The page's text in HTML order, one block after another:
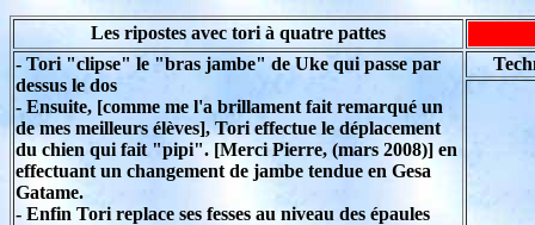
Les ripostes avec tori à quatre pattes
- Tori "clipse" le "bras jambe" de Uke qui passe par
dessus le dos
- Ensuite, [comme me l'a brillament fait remarqué un
de mes meilleurs élèves], Tori effectue le déplacement
du chien qui fait "pipi". [Merci Pierre, (mars 2008)] en
effectuant un changement de jambe tendue en Gesa
Gatame.
- Enfin Tori replace ses fesses au niveau des épaules